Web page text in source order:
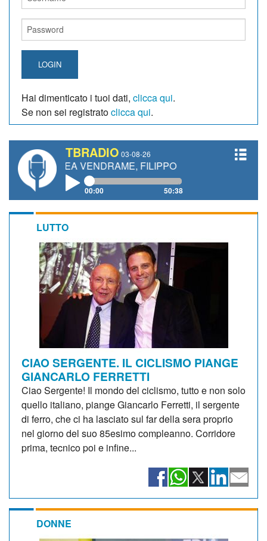
LOGIN
Hai dimenticato i tuoi dati, clicca qui.
Se non sei registratoclicca qui.
TBRADIO 03-08-26
VENDRAME, FILIPPO FIORELLI
00:00 50:38
LUTTO
CIAO SERGENTE. IL CICLISMO PIANGE
GIANCARLO FERRETTI
Ciao Sergente! Il mondo del ciclismo, tutto e non solo
quello italiano, piange Giancarlo Ferretti, il sergente
di ferro, che ci ha lasciato sul far della sera proprio
nel giorno del suo 85esimo compleanno. Corridore
prima, tecnico poi e infine...
DONNE